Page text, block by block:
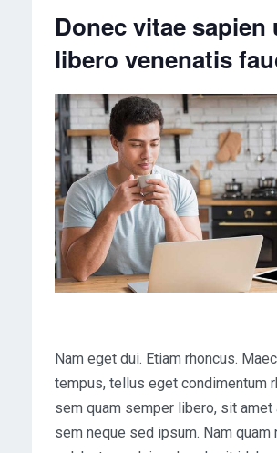
Donec vitae sapien
libero venenatis
Nam eget dui. Etiam rhoncus.
tempus, tellus eget condimentum
sem quam semper libero, sit amet
sem neque sed ipsum. Nam quam